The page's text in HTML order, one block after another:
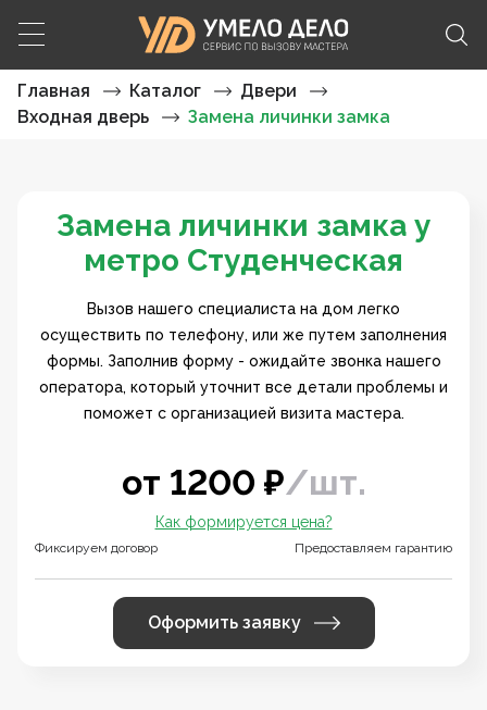
Главная Каталог
Двери
Входная дверь
Замена личинки замка
Замена личинки замка у
метро Студенческая
Вызов нашего специалиста на дом легко
осуществить по телефону, или же путем заполнения
формы. Заполнив форму - ожидайте звонка нашего
оператора, который уточнит все детали проблемы и
поможет с организацией визита мастера.
от 1200 ₽/шт.
Фиксируем договор
Как формируется цена?
Предоставляем гарантию
Оформить заявку